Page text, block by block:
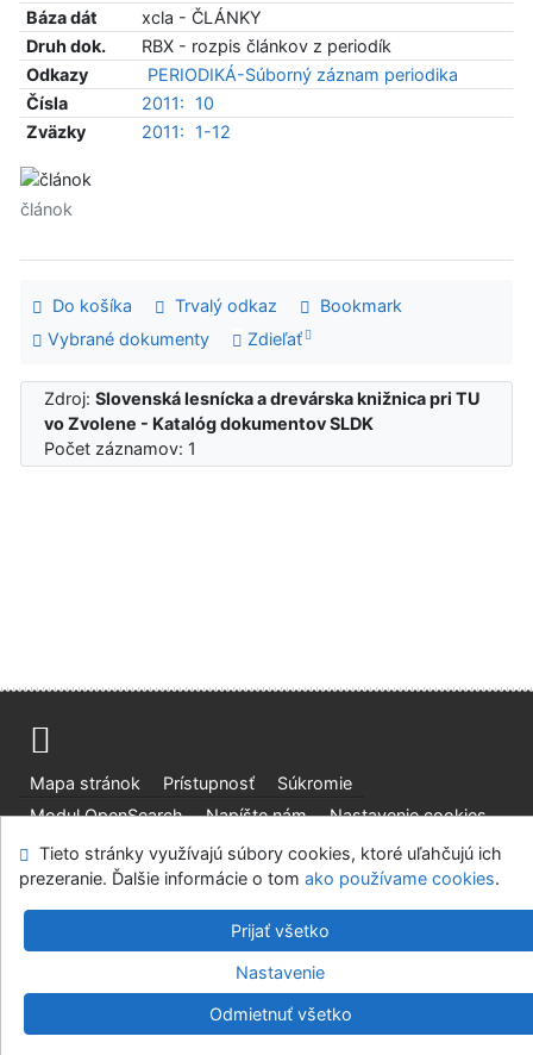
Báza dát
xcla - ČLÁNKY
Druh dok.
RBX - rozpis článkov z periodík
Odkazy
PERIODIKÁ-Súborný záznam periodika
Čísla
2011:
10
Zväzky
2011: 1-12
článok
Do košíka Trvalý odkaz
Bookmark
Vybrané dokumenty
Zdieľať
Zdroj:Slovenská lesnícka a drevárska knižnica pri TU
vo Zvolene - Katalóg dokumentov SLDK
Počet záznamov: 1
Mapa stránok Prístupnosť
Súkromie
Modul OpenSearch
Napíšte nám Nastavenie cookies
Slovenská lesnícka a drevárska knižnica pri Technickej
v.4.8.63a-Cosmotron Slovakia, s.r.o.
Tieto stránky využívajú súbory cookies, ktoré uľahčujú ich
prezeranie. Ďalšie informácie o tom ako používame cookies.
Prijať všetko
Nastavenie
Odmietnuť všetko